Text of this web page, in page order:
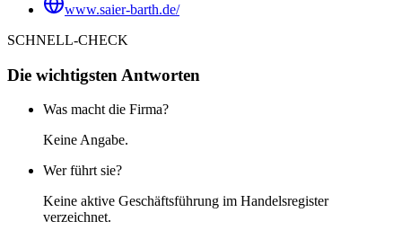
www.saier-barth.de/
SCHNELL-CHECK
Die wichtigsten Antworten
Was macht die Firma?
Keine Angabe.
Wer führt sie?
Keine aktive Geschäftsführung im Handelsregister
verzeichnet.